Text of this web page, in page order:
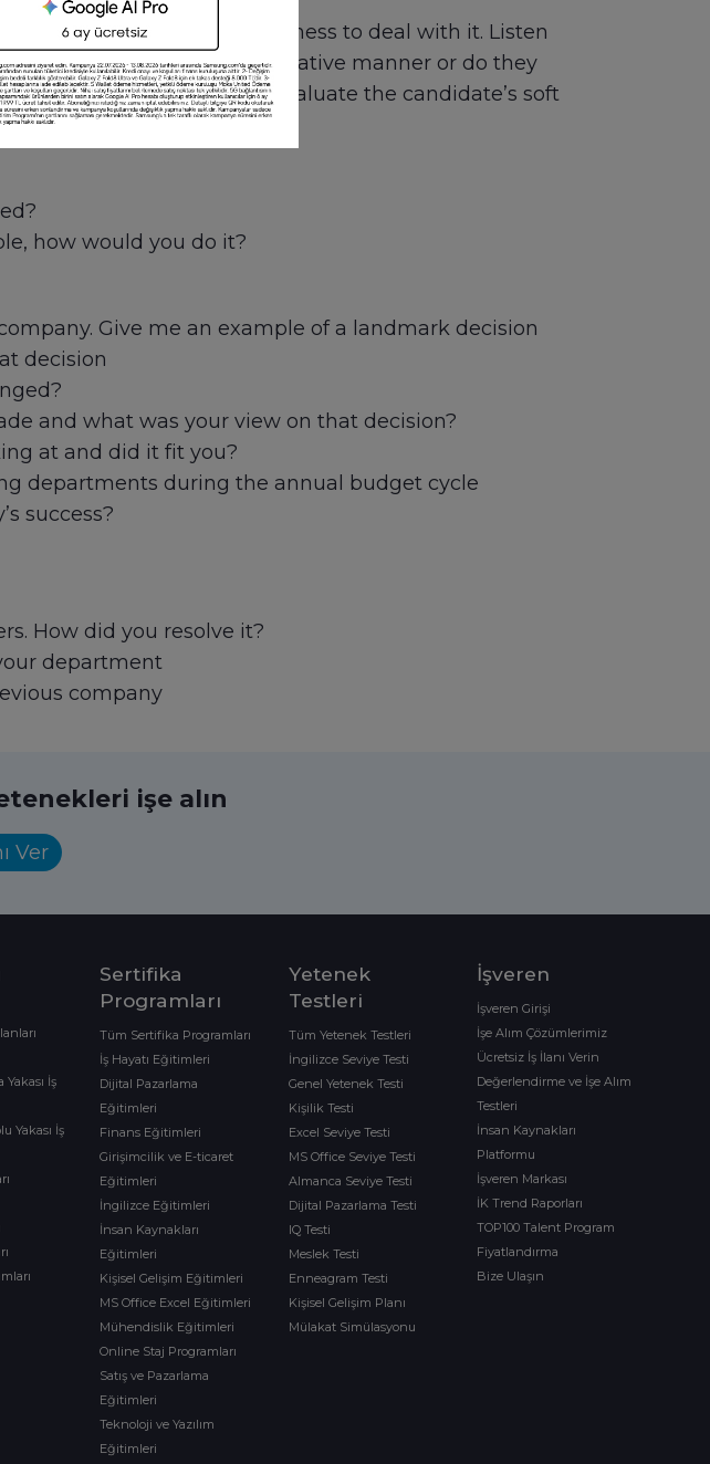
with risk and their willingness to deal with it. Listen
about stability in an appreciative manner or do they
behavioral questions to evaluate the candidate’s soft
how would you do it?
Give me an example of a landmark decision
decision
and what was your view on that decision?
at and did it fit you?
departments during the annual budget cycle
success?
How did you resolve it?
department
company
işe alın
Ver
İş
Yakası İş
Sertifika
Programları
Tüm Sertifika Programları
İş Hayatı Eğitimleri
Dijital Pazarlama
Eğitimleri
Finans Eğitimleri
Girişimcilik ve E-ticaret
Eğitimleri
İngilizce Eğitimleri
İnsan Kaynakları
Eğitimleri
Kişisel Gelişim Eğitimleri
MS Office Excel Eğitimleri
Mühendislik Eğitimleri
Online Staj Programları
Satış ve Pazarlama
Eğitimleri
Teknoloji ve Yazılım
Eğitimleri
Yetenek
Testleri
Tüm Yetenek Testleri
İngilizce Seviye Testi
Genel Yetenek Testi
Kişilik Testi
Excel Seviye Testi
MS Office Seviye Testi
Almanca Seviye Testi
Dijital Pazarlama Testi
IQ Testi
Meslek Testi
Enneagram Testi
Kişisel Gelişim Planı
Mülakat Simülasyonu
İşveren
İşveren Girişi
İşe Alım Çözümlerimiz
Ücretsiz İş İlanı Verin
Değerlendirme ve İşe Alım
Testleri
İnsan Kaynakları
Platformu
İşveren Markası
İK Trend Raporları
TOP100 Talent Program
Fiyatlandırma
Bize Ulaşın